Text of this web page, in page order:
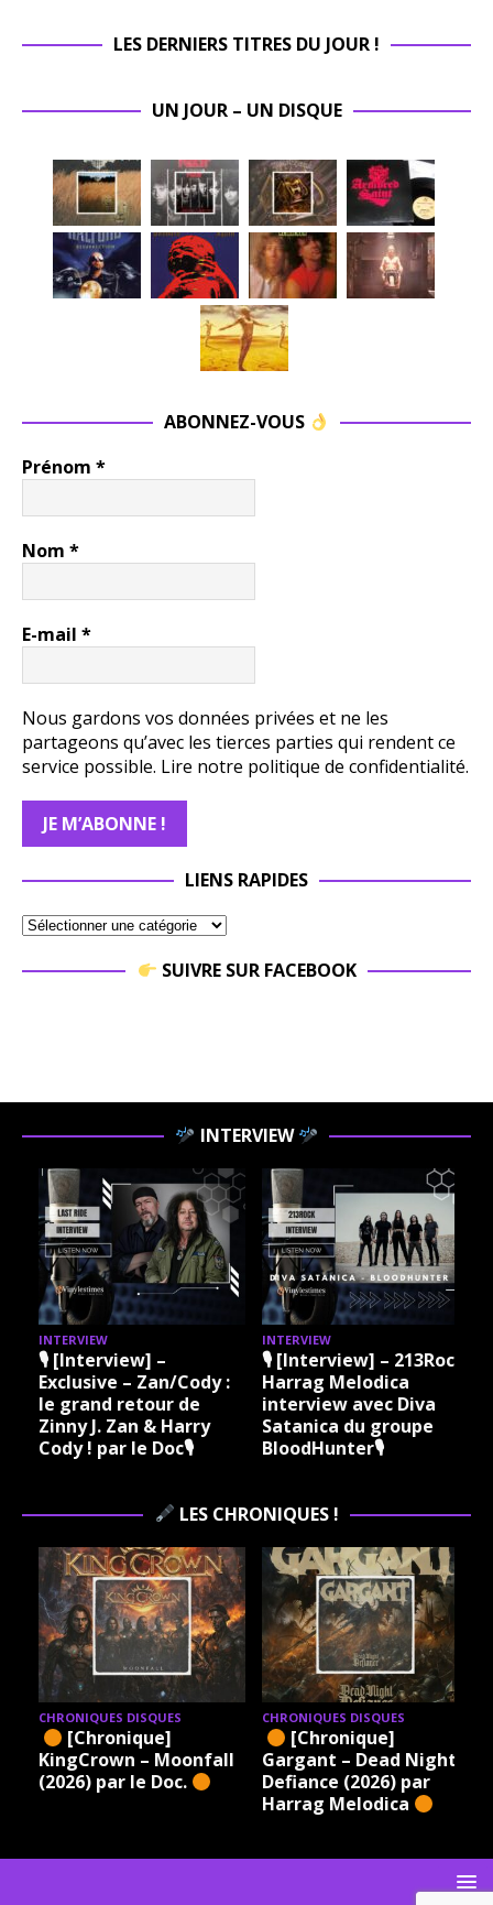
LES DERNIERS TITRES DU JOUR !
UN JOUR – UN DISQUE
ABONNEZ-VOUS
Prénom *
Nom *
E-mail *
Nous gardons vos données privées et ne les
partageons qu’avec les tierces parties qui rendent ce
service possible. Lire notre politique de confidentialité.
LIENS RAPIDES
SUIVRE SUR FACEBOOK
INTERVIEW
INTERVIEW
🎙 [Interview] –
Exclusive – Zan/Cody :
le grand retour de
Zinny J. Zan & Harry
Cody ! par le Doc🎙
INTERVIEW
🎙 [Interview] – 213Rock
Harrag Melodica
interview avec Diva
Satanica du groupe
BloodHunter🎙
LES CHRONIQUES !
CHRONIQUES DISQUES
[Chronique]
KingCrown – Moonfall
(2026) par le Doc.
CHRONIQUES DISQUES
[Chronique]
Gargant – Dead Night
Defiance (2026) par
Harrag Melodica